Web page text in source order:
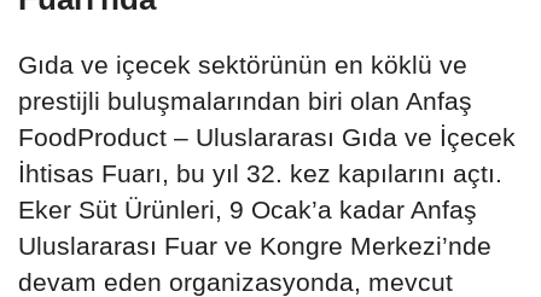
Gıda ve içecek sektörünün en köklü ve
prestijli buluşmalarından biri olan Anfaş
FoodProduct – Uluslararası Gıda ve İçecek
İhtisas Fuarı, bu yıl 32. kez kapılarını açtı.
Eker Süt Ürünleri, 9 Ocak’a kadar Anfaş
Uluslararası Fuar ve Kongre Merkezi’nde
devam eden organizasyonda, mevcut